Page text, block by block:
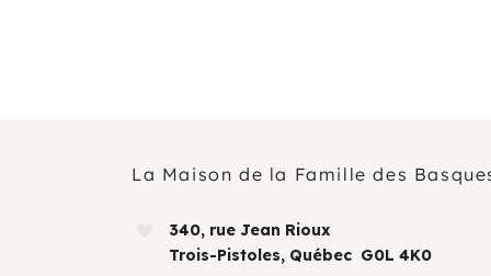
La Maison de la Famille des
340, rue Jean Rioux
Trois-Pistoles, Québec G0L 4K0